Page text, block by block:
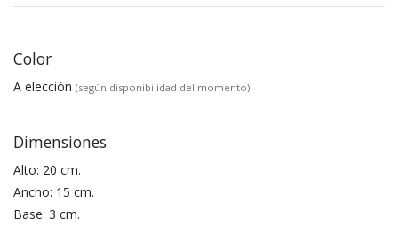
Color
A elección (según disponibilidad del momento)
Dimensiones
Alto: 20 cm.
Ancho: 15 cm.
Base: 3 cm.